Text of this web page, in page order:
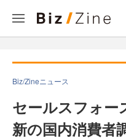
Biz/Zineニュース
セールスフォー
新の国内消費者